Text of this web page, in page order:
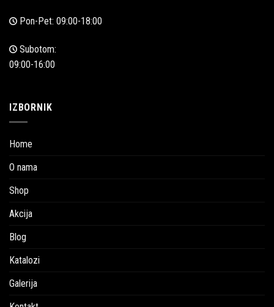
Pon-Pet: 09:00-18:00
Subotom:
09:00-16:00
IZBORNIK
Home
O nama
Shop
Akcija
Blog
Katalozi
Galerija